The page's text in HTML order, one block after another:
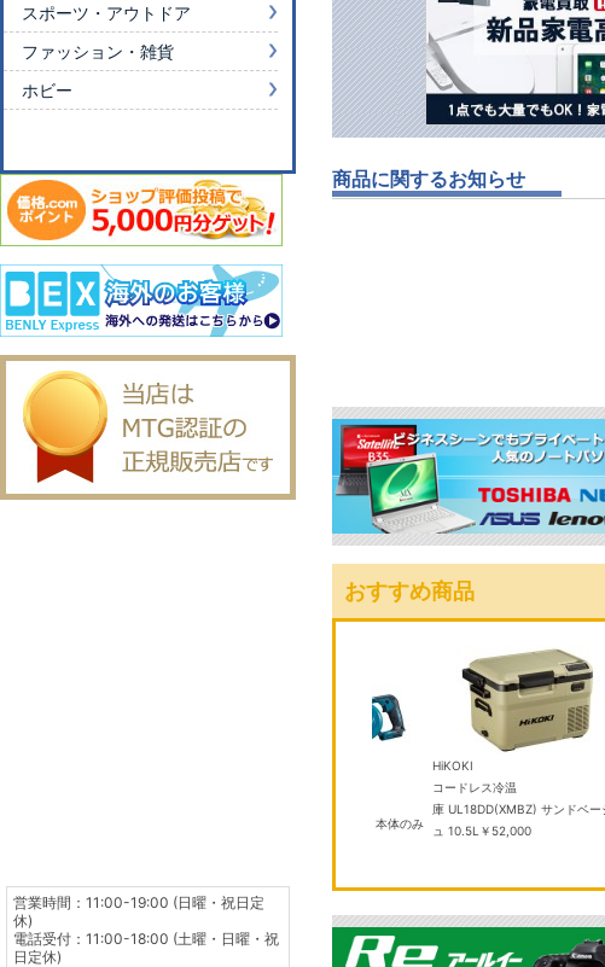
商品に関するお知らせ
おすすめ商品
庫 UL18DD(XMBZ) サンドベージ
ュ 10.5L￥52,000
マキタ
GA504DZN
スポーツ・アウトドア
ファッション・雑貨
ホビー
営業時間：11:00-19:00 (日曜・祝日定
休)
電話受付：11:00-18:00 (土曜・日曜・祝
日定休)